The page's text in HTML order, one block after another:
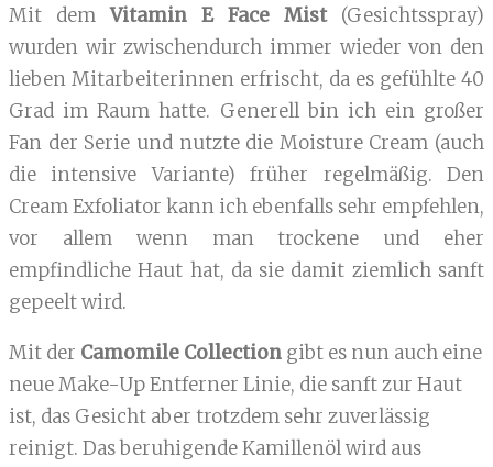
Mit demVitamin E Face Mist(Gesichtsspray)
wurden wir zwischendurch immer wieder von den
lieben Mitarbeiterinnen erfrischt, da es gefühlte 40
Grad im Raum hatte. Generell bin ich ein großer
Fan der Serie und nutzte die Moisture Cream (auch
die intensive Variante) früher regelmäßig. Den
Cream Exfoliator kann ich ebenfalls sehr empfehlen,
vor allem wenn man trockene und eher
empfindliche Haut hat, da sie damit ziemlich sanft
gepeelt wird.
Mit der Camomile Collection gibt es nun auch eine
neue Make-Up Entferner Linie, die sanft zur Haut
ist, das Gesicht aber trotzdem sehr zuverlässig
reinigt. Das beruhigende Kamillenöl wird aus